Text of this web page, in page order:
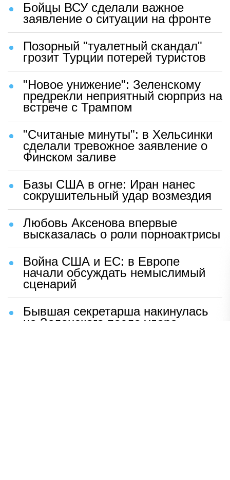
Бойцы ВСУ сделали важное
заявление о ситуации на фронте
Позорный "туалетный скандал"
грозит Турции потерей туристов
"Новое унижение": Зеленскому
предрекли неприятный сюрприз на
встрече с Трампом
"Считаные минуты": в Хельсинки
сделали тревожное заявление о
Финском заливе
Базы США в огне: Иран нанес
сокрушительный удар возмездия
Любовь Аксенова впервые
высказалась о роли порноактрисы
Война США и ЕС: в Европе
начали обсуждать немыслимый
сценарий
Бывшая секретарша накинулась
на Зеленского после удара